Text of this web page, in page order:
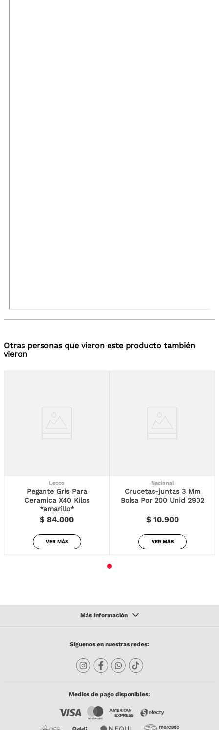
Otras personas que vieron este producto también
vieron
Lecco
Pegante Gris Para
Ceramica X40 Kilos
*amarillo*
$ 84.000
VER MÁS
Nacional
Crucetas-juntas 3 Mm
Bolsa Por 200 Unid 2902
$ 10.900
VER MÁS
Síguenos en nuestras redes:
Medios de pago disponibles: